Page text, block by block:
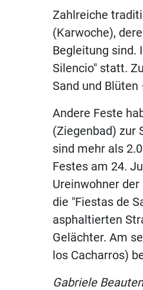
Zahlreiche
(Karwoche),
Begleitung sind.
Silencio" statt.
Sand und
Andere Feste
(Ziegenbad) zur
sind mehr als
Festes am 24.
Ureinwohner
die "Fiestas de
asphaltierten
Gelächter. Am
los Cacharros)
Gabriele